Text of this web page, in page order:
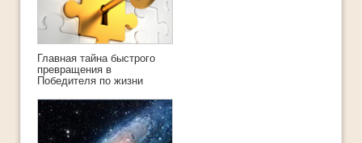
Главная тайна быстрого
превращения в
Победителя по жизни